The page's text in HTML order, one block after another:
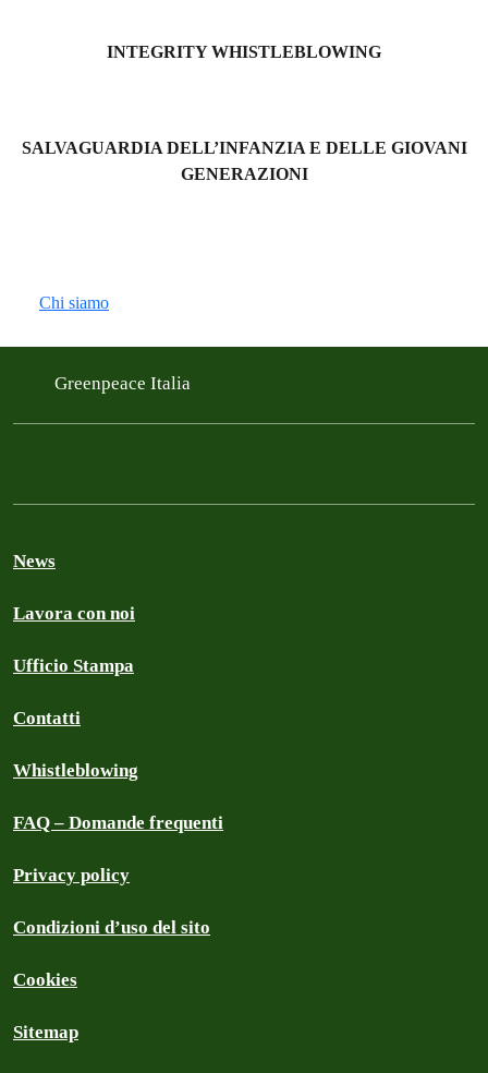
INTEGRITY WHISTLEBLOWING
SALVAGUARDIA DELL’INFANZIA E DELLE GIOVANI
GENERAZIONI
Chi siamo
Greenpeace Italia
News
Lavora con noi
Ufficio Stampa
Contatti
Whistleblowing
FAQ – Domande frequenti
Privacy policy
Condizioni d’uso del sito
Cookies
Sitemap